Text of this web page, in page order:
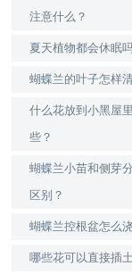
注意什么？
夏天植物都会休眠
蝴蝶兰的叶子怎样
什么花放到小黑屋
些？
蝴蝶兰小苗和侧芽
区别？
蝴蝶兰控根盆怎么
哪些花可以直接插